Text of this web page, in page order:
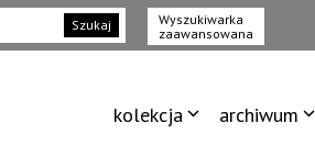
Szukaj
Wyszukiwarka
zaawansowana
kolekcja archiwum